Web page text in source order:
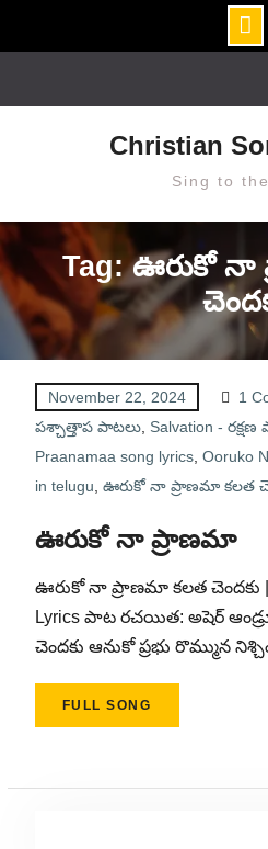
Christian
Sing to
Tag: ఊరుకో
November 22, 2024 1
పశ్చాత్తాప పాటలు, Salvation -
Praanamaa song lyrics, Ooruko
in telugu ఊరుకో నా ప్రాణమా కలత
ఊరుకో నా ప్రాణమా
ఊరుకో నా ప్రాణమా కలత చెందకు |
Lyrics పాట రచయిత: అషెర్
చెందకు ఆనుకో ప్రభు రొమ్మున
FULL SONG